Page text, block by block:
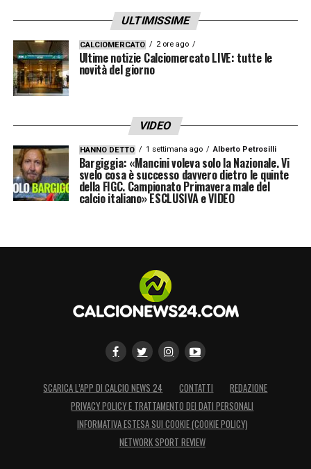
LA PLAYLIST DELLE NOSTRE TOP NEWS
ULTIMISSIME
CALCIOMERCATO 2 ore ago
Ultime notizie Calciomercato LIVE: tutte le
novità del giorno
VIDEO
HANNO DETTO 1 settimana ago Alberto Petrosilli
Bargiggia: «Mancini voleva solo la Nazionale. Vi
svelo cosa è successo davvero dietro le quinte
della FIGC. Campionato Primavera male del
calcio italiano» ESCLUSIVA e VIDEO
SCARICA L’APP DI CALCIO NEWS 24 CONTATTI
REDAZIONE
PRIVACY POLICY E TRATTAMENTO DEI DATI PERSONALI
INFORMATIVA ESTESA SUI COOKIE (COOKIE POLICY)
NETWORK SPORT REVIEW